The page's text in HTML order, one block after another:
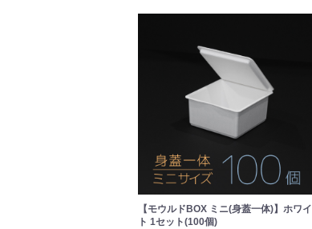
【モウルドBOX ミニ(身蓋一体)】ホワイ
ト 1セット(100個)